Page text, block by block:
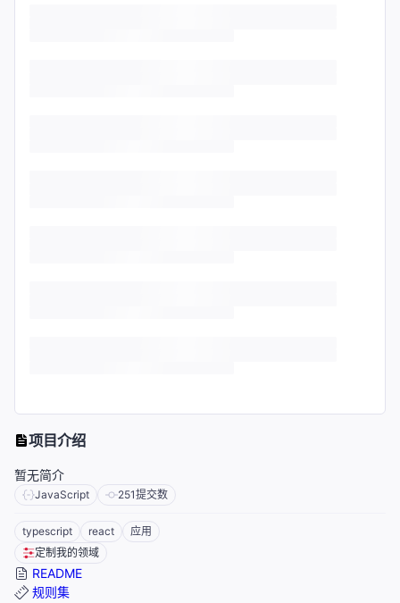
项目介绍
暂无简介
JavaScript 251提交数
typescript react
应用
定制我的领域
README
规则集